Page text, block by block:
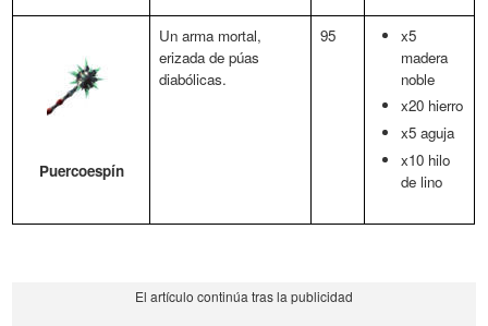
Puercoespín
Un arma mortal,
erizada de púas
diabólicas.
95
x5
madera
noble
x20 hierro
x5 aguja
x10 hilo
de lino